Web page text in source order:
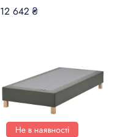
12 642 ₴
Не в наявності